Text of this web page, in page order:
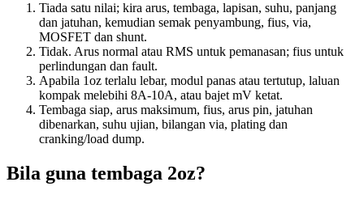
Tiada satu nilai; kira arus, tembaga, lapisan, suhu, panjang
dan jatuhan, kemudian semak penyambung, fius, via,
MOSFET dan shunt.
Tidak. Arus normal atau RMS untuk pemanasan; fius untuk
perlindungan dan fault.
Apabila 1oz terlalu lebar, modul panas atau tertutup, laluan
kompak melebihi 8A-10A, atau bajet mV ketat.
Tembaga siap, arus maksimum, fius, arus pin, jatuhan
dibenarkan, suhu ujian, bilangan via, plating dan
cranking/load dump.
Bila guna tembaga 2oz?